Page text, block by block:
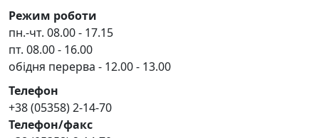
Режим роботи
пн.-чт. 08.00 - 17.15
пт. 08.00 - 16.00
обідня перерва - 12.00 - 13.00
Телефон
+38 (05358) 2-14-70
Телефон/факс